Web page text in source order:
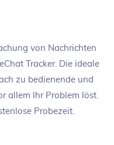
von Nachrichten
Tracker. Die ideale
zu bedienende und
allem Ihr Problem löst.
Probezeit.